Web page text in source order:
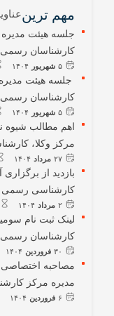
مهم ترین
جلسه هیئت
کارشناسان رسمی
۵ شهریور ۱۴۰۴
جلسه هیئت
کارشناسان رسمی
۵ شهریور ۱۴۰۴
اهم مطالب شیوه
مرکز وکلا،
۲۷ مرداد ۱۴۰۴
بازدید از
کارشناسی رسمی
۲ مرداد ۱۴۰۴
لینک ثبت نام
کارشناسان رسمی
۳۰ فروردین ۱۴۰۴
مصاحبه اختصاصی
مدیره مرکز
۶ فروردین ۱۴۰۴